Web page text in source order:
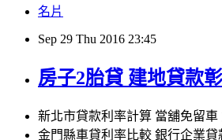
名片
Sep 29 Thu 2016 23:45
房子2胎貸 建地貸款
新北市貸款利率計算 當舖免留
金門縣車貸利率比較 銀行企業